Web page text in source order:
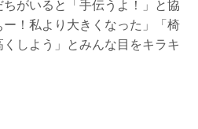
がいると「手伝うよ！」と協
！私より大きくなった」「椅
しよう」とみんな目をキラキ